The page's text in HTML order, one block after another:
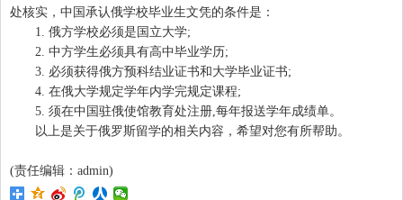
处核实，中国承认俄学校毕业生文凭的条件是：
1. 俄方学校必须是国立大学;
2. 中方学生必须具有高中毕业学历;
3. 必须获得俄方预科结业证书和大学毕业证书;
4. 在俄大学规定学年内学完规定课程;
5. 须在中国驻俄使馆教育处注册,每年报送学年成绩单。
以上是关于俄罗斯留学的相关内容，希望对您有所帮助。
(责任编辑：admin)